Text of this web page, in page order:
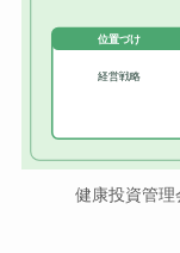
位置づけ
経営戦略
健康投資管